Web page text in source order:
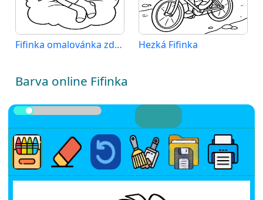
Fifinka omalovánka zdarma Hezká Fifinka
Barva online Fifinka